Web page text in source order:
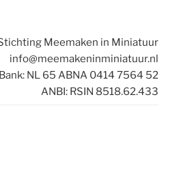
Meemaken in Miniatuur
info@meemakeninminiatuur.nl
Bank: NL 65 ABNA 0414 7564 52
ANBI: RSIN 8518.62.433